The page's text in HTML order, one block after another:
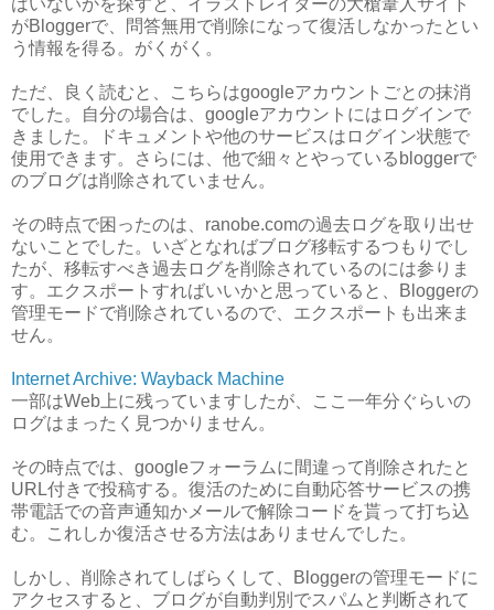
がBloggerで、問答無用で削除になって復活しなかったとい
う情報を得る。がくがく。
ただ、良く読むと、こちらはgoogleアカウントごとの抹消
でした。自分の場合は、googleアカウントにはログインで
きました。ドキュメントや他のサービスはログイン状態で
使用できます。さらには、他で細々とやっているbloggerで
のブログは削除されていません。
その時点で困ったのは、ranobe.comの過去ログを取り出せ
ないことでした。いざとなればブログ移転するつもりでし
たが、移転すべき過去ログを削除されているのには参りま
す。エクスポートすればいいかと思っていると、Bloggerの
管理モードで削除されているので、エクスポートも出来ま
せん。
Internet Archive: Wayback Machine
一部はWeb上に残っていますしたが、ここ一年分ぐらいの
ログはまったく見つかりません。
その時点では、googleフォーラムに間違って削除されたと
URL付きで投稿する。復活のために自動応答サービスの携
帯電話での音声通知かメールで解除コードを貰って打ち込
む。これしか復活させる方法はありませんでした。
しかし、削除されてしばらくして、Bloggerの管理モードに
アクセスすると、ブログが自動判別でスパムと判断されて